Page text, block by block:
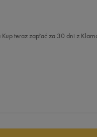
Kup teraz zapłać za 30 dni z